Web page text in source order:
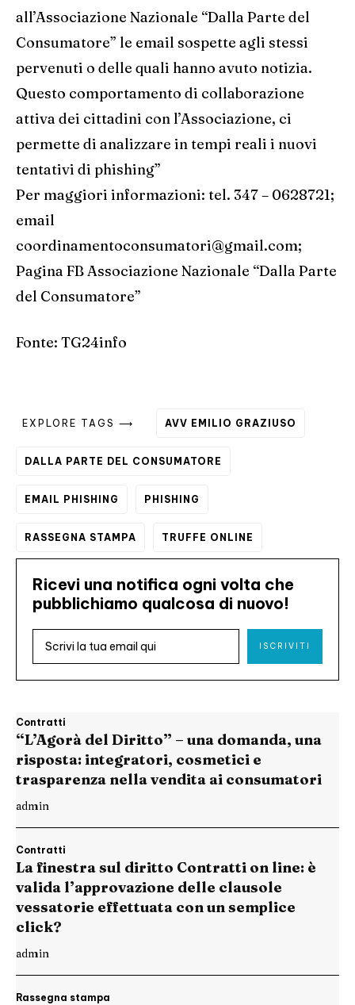
all’Associazione Nazionale “Dalla Parte del
Consumatore” le email sospette agli stessi
pervenuti o delle quali hanno avuto notizia.
Questo comportamento di collaborazione
attiva dei cittadini con l’Associazione, ci
permette di analizzare in tempi reali i nuovi
tentativi di phishing”
Per maggiori informazioni: tel. 347 – 0628721;
email
coordinamentoconsumatori@gmail.com;
Pagina FB Associazione Nazionale “Dalla Parte
del Consumatore”
Fonte: TG24info
EXPLORE TAGS ⟶ AVV EMILIO GRAZIUSO
DALLA PARTE DEL CONSUMATORE
EMAIL PHISHING PHISHING
RASSEGNA STAMPA TRUFFE ONLINE
Ricevi una notifica ogni volta che
pubblichiamo qualcosa di nuovo!
ISCRIVITI
Contratti
“L’Agorà del Diritto” – una domanda, una
risposta: integratori, cosmetici e
trasparenza nella vendita ai consumatori
admin
Contratti
La finestra sul diritto Contratti on line: è
valida l’approvazione delle clausole
vessatorie effettuata con un semplice
click?
admin
Rassegna stampa